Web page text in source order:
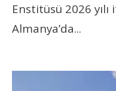
Enstitüsü 2026
Almanya’da...